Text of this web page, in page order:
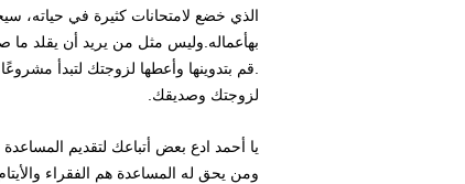
الذي خضع لامتحانات كثيرة في حياته،
بهأعماله.وليس مثل من يريد أن يقلد ما
.قم بتدوينها وأعطها لزوجتك لتبدأ
لزوجتك وصديقك.
يا أحمد ادع بعض أتباعك لتقديم المساعدة
ومن يحق له المساعدة هم الفقراء